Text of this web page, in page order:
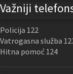
Važniji
Policija 122
Vatrogasna služba
Hitna pomoć 124